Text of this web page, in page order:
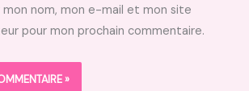
mon nom, mon e-mail et mon site
pour mon prochain commentaire.